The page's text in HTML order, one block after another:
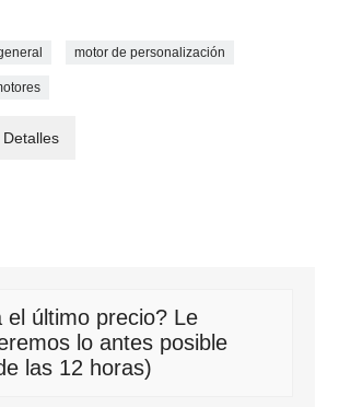
motor de personalización
Detalles
el último precio? Le
lo antes posible
las 12 horas)